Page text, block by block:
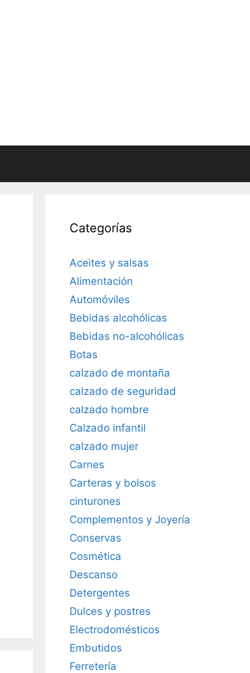
Categorías
Aceites y salsas
Alimentación
Automóviles
Bebidas alcohólicas
Bebidas no-alcohólicas
Botas
calzado de montaña
calzado de seguridad
calzado hombre
Calzado infantil
calzado mujer
Carnes
Carteras y bolsos
cinturones
Complementos y Joyería
Conservas
Cosmética
Descanso
Detergentes
Dulces y postres
Electrodomésticos
Embutidos
Ferretería